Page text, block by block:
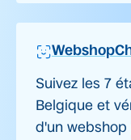
Suivez les 7
Belgique et
d'un webshop